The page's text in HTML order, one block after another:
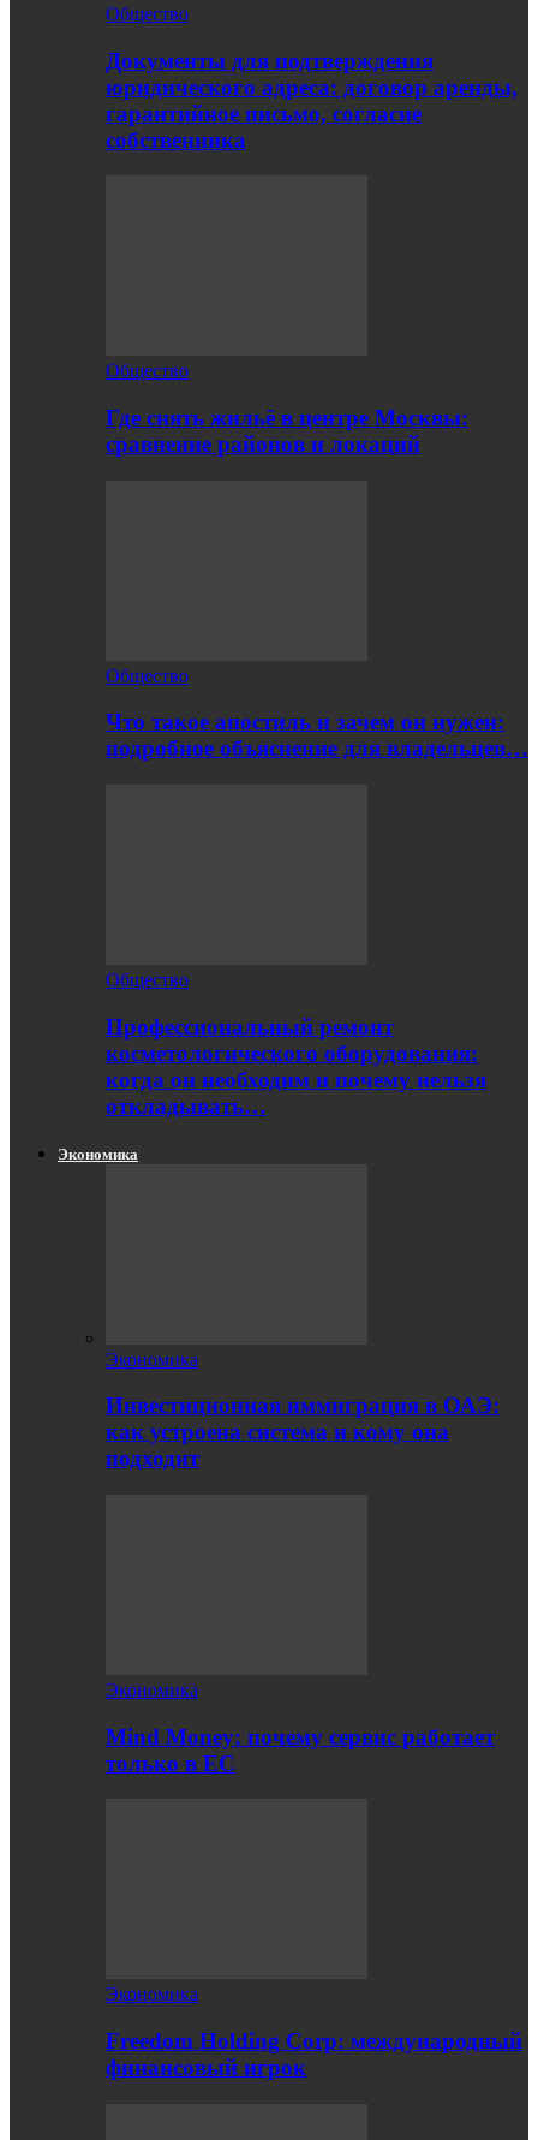
Общество
Документы для подтверждения
юридического адреса: договор аренды,
гарантийное письмо, согласие
собственника
Общество
Где снять жильё в центре Москвы:
сравнение районов и локаций
Общество
Что такое апостиль и зачем он нужен:
подробное объяснение для владельцев…
Общество
Профессиональный ремонт
косметологического оборудования:
когда он необходим и почему нельзя
откладывать…
Экономика
Экономика
Инвестиционная иммиграция в ОАЭ:
как устроена система и кому она
подходит
Экономика
Mind Money: почему сервис работает
только в ЕС
Экономика
Freedom Holding Corp: международный
финансовый игрок